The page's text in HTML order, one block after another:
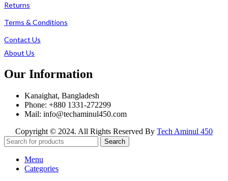
Returns
Terms & Conditions
Contact Us
About Us
Our Information
Kanaighat, Bangladesh
Phone: +880 1331-272299
Mail: info@techaminul450.com
Copyright © 2024. All Rights Reserved By Tech Aminul 450
Search
Menu
Categories